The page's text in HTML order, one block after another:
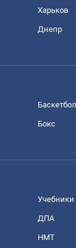
Харьков
Днепр
Баскетбол
Бокс
Учебники
ДПА
НМТ